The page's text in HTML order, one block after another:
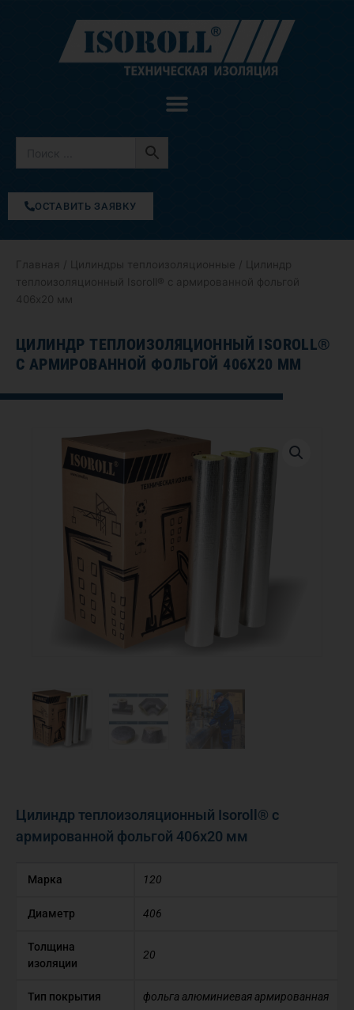
содержимому
ОСТАВИТЬ ЗАЯВКУ
Главная Цилиндры теплоизоляционные / Цилиндр
теплоизоляционный Isoroll® с армированной фольгой
406х20 мм
ЦИЛИНДР ТЕПЛОИЗОЛЯЦИОННЫЙ ISOROLL®
С АРМИРОВАННОЙ ФОЛЬГОЙ 406Х20 ММ
Цилиндр теплоизоляционный Isoroll® с
армированной фольгой 406х20 мм
Марка 120
Диаметр 406
Толщина
изоляции
20
Тип покрытия фольга алюминиевая армированная